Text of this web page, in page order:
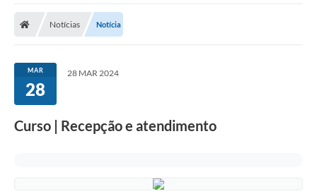
Notícias Notícia
MAR
28
28 MAR 2024
Curso | Recepção e atendimento